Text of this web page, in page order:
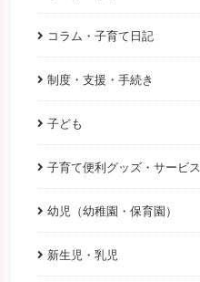
コラム・子育て日記
制度・支援・手続き
子ども
子育て便利グッズ・サービス
幼児（幼稚園・保育園）
新生児・乳児